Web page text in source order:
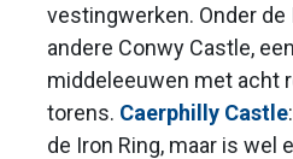
vestingwerken. Onder de
andere Conwy Castle,
middeleeuwen met acht
torens. Caerphilly Castle
de Iron Ring, maar is wel